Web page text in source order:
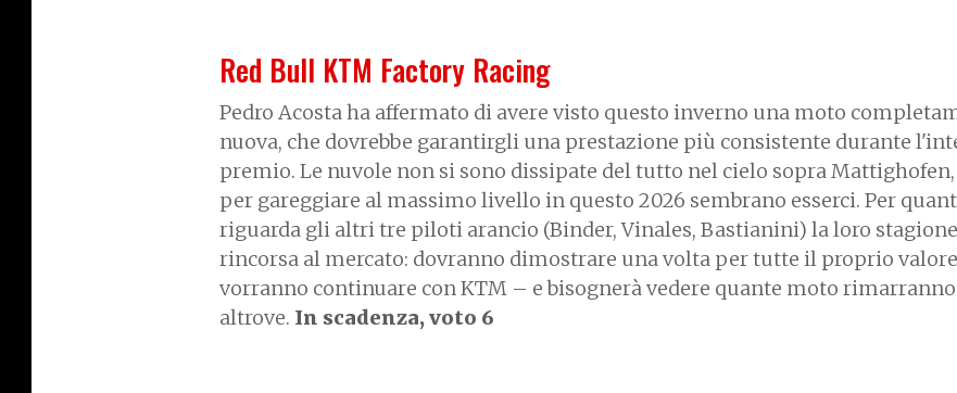
Red Bull KTM Factory Racing
Pedro Acosta ha affermato di avere visto questo inverno una moto
nuova, che dovrebbe garantirgli una prestazione più consistente durante
premio. Le nuvole non si sono dissipate del tutto nel cielo sopra
per gareggiare al massimo livello in questo 2026 sembrano esserci. Per
riguarda gli altri tre piloti arancio (Binder, Vinales, Bastianini) la loro
rincorsa al mercato: dovranno dimostrare una volta per tutte il proprio
vorranno continuare con KTM – e bisognerà vedere quante moto
altrove. In scadenza, voto 6